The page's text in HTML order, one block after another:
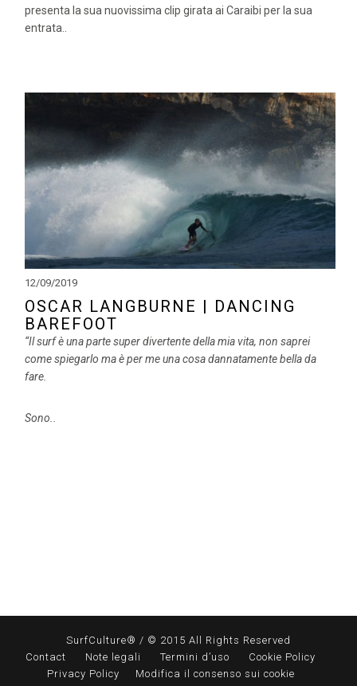
presenta la sua nuovissima clip girata ai Caraibi per la sua
entrata..
12/09/2019
OSCAR LANGBURNE | DANCING
BAREFOOT
“Il surf è una parte super divertente della mia vita, non saprei
come spiegarlo ma è per me una cosa dannatamente bella da
fare.
Sono..
SurfCulture® / © 2015 All Rights Reserved
Contact
Note legali Termini d’uso
Cookie Policy
Privacy Policy
Modifica il consenso sui cookie